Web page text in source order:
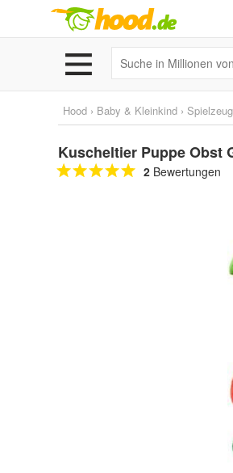
Hood › Baby & Kleinkind › Spielzeug
Kuscheltier Puppe Obst
2 Bewertungen